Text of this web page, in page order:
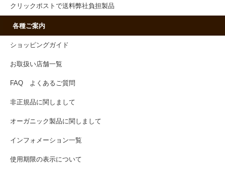
クリックポストで送料弊社負担製品
各種ご案内
ショッピングガイド
お取扱い店舗一覧
FAQ よくあるご質問
非正規品に関しまして
オーガニック製品に関しまして
インフォメーション一覧
使用期限の表示について